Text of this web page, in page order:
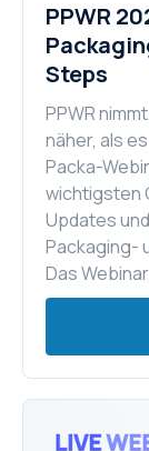
PPWR
Steps
PPWR
näher, als
Packa-
wichtigsten
Updates
Packaging-
Das